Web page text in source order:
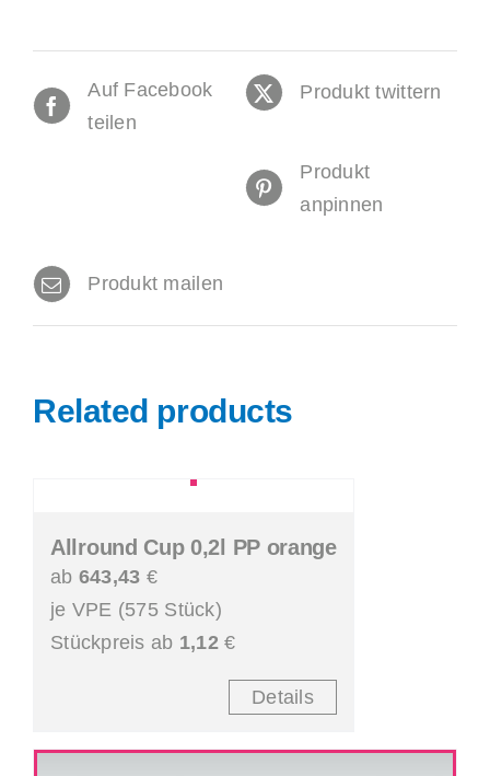
Auf Facebook
teilen
Produkt twittern
Produkt
anpinnen
Produkt mailen
Related products
Allround Cup 0,2l PP orange
ab 643,43 €
je VPE (575 Stück)
Stückpreis ab 1,12€
Details